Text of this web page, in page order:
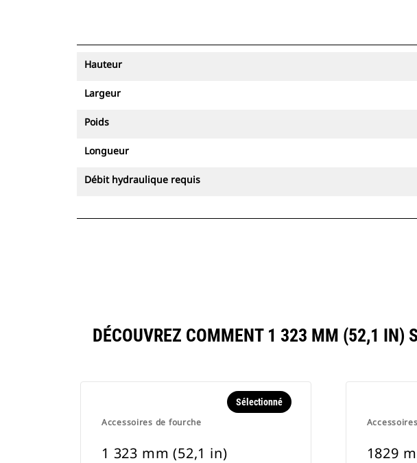
Hauteur
Largeur
Poids
Longueur
Débit hydraulique requis
DÉCOUVREZ COMMENT 1 323 MM (52,1 IN)
Accessoires de fourche
Sélectionné
1 323 mm (52,1 in) 1829